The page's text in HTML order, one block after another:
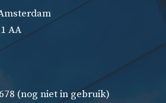
AA
(nog niet in gebruik)